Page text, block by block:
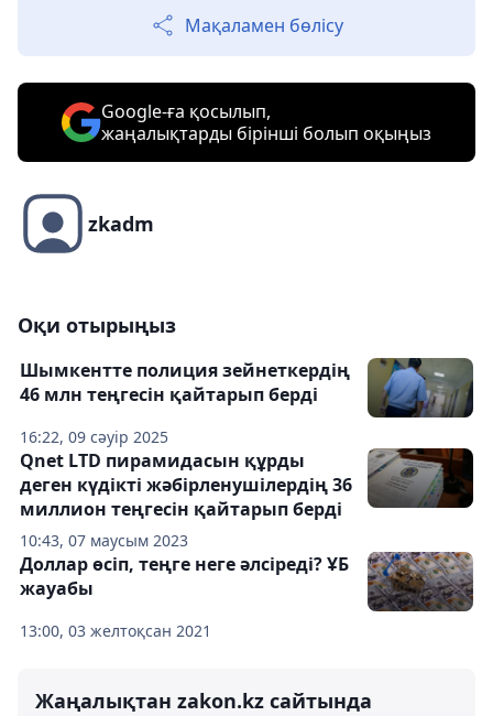
Мақаламен бөлісу
Google-ға қосылып,
жаңалықтарды бірінші болып оқыңыз
zkadm
Оқи отырыңыз
16:22, 09 сәуір 2025
Шымкентте полиция зейнеткердің
46 млн теңгесін қайтарып берді
10:43, 07 маусым 2023
Qnet LTD пирамидасын құрды
деген күдікті жәбірленушілердің 36
миллион теңгесін қайтарып берді
13:00, 03 желтоқсан 2021
Доллар өсіп, теңге неге әлсіреді? ҰБ
жауабы
Жаңалықтан zakon.kz сайтында